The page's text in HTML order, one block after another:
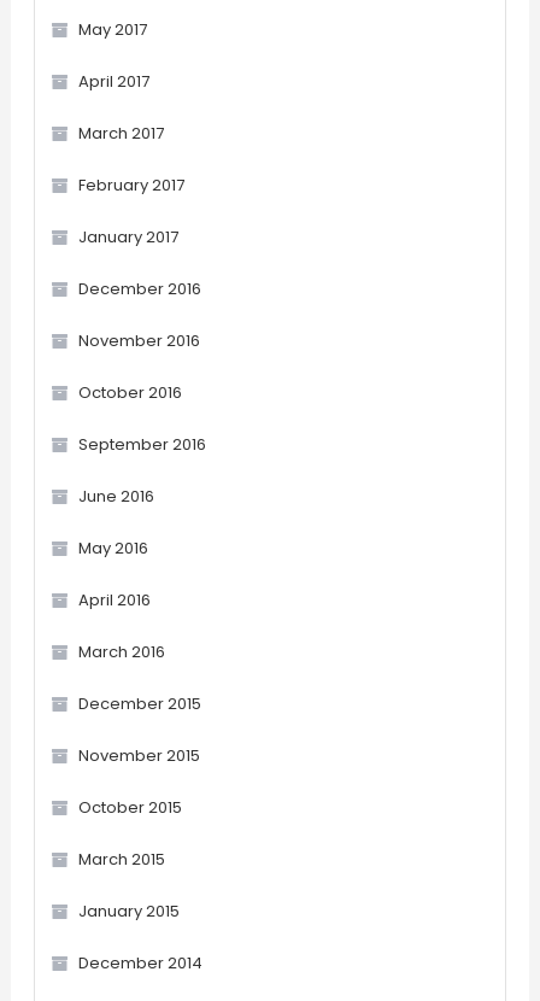
May 2017
April 2017
March 2017
February 2017
January 2017
December 2016
November 2016
October 2016
September 2016
June 2016
May 2016
April 2016
March 2016
December 2015
November 2015
October 2015
March 2015
January 2015
December 2014